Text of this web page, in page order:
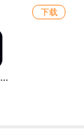
下载
阴阳怪气翻译器手机客户端